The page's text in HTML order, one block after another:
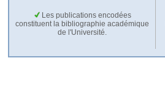
Les publications encodées
constituent la bibliographie académique
de l'Université.